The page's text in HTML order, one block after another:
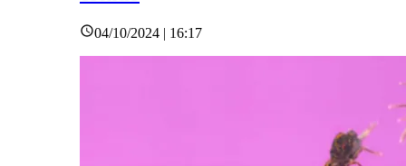
04/10/2024 | 16:17